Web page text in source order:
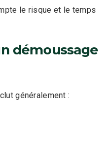
le risque et le temps
démoussage
généralement :